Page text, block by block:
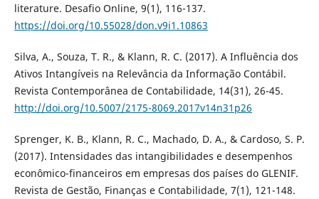
literature. Desafio Online, 9(1), 116-137.
https://doi.org/10.55028/don.v9i1.10863
Silva, A., Souza, T. R., & Klann, R. C. (2017). A Influência dos
Ativos Intangíveis na Relevância da Informação Contábil.
Revista Contemporânea de Contabilidade, 14(31), 26-45.
http://doi.org/10.5007/2175-8069.2017v14n31p26
Sprenger, K. B., Klann, R. C., Machado, D. A., & Cardoso, S. P.
(2017). Intensidades das intangibilidades e desempenhos
econômico-financeiros em empresas dos países do GLENIF.
Revista de Gestão, Finanças e Contabilidade, 7(1), 121-148.